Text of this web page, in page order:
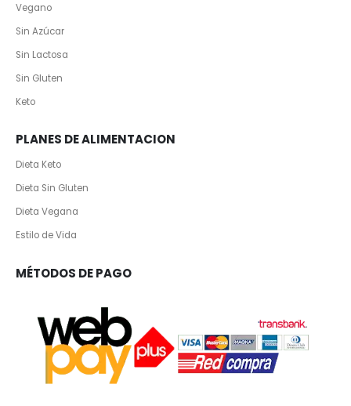
Vegano
Sin Azúcar
Sin Lactosa
Sin Gluten
Keto
PLANES DE ALIMENTACION
Dieta Keto
Dieta Sin Gluten
Dieta Vegana
Estilo de Vida
MÉTODOS DE PAGO